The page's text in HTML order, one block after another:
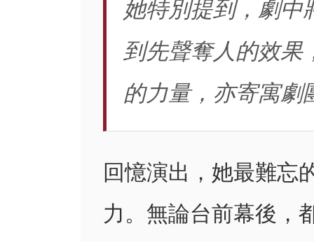
她特別提到，劇中
到先聲奪人的效果
的力量，亦寄寓劇
回憶演出，她最難忘
力。無論台前幕後，